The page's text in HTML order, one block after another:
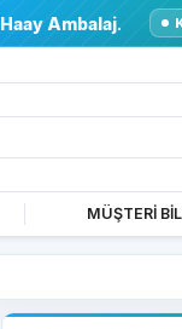
Haay Ambalaj.
MÜŞTERİ